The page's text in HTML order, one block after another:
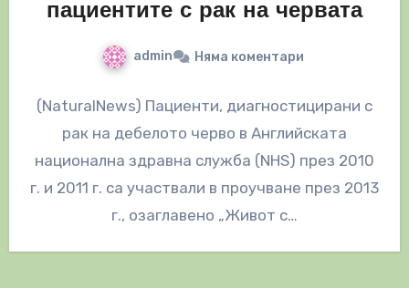
пациентите с рак на червата
admin Няма коментари
(NaturalNews) Пациенти, диагностицирани с
рак на дебелото черво в Английската
национална здравна служба (NHS) през 2010
г. и 2011 г. са участвали в проучване през 2013
г., озаглавено „Живот с…